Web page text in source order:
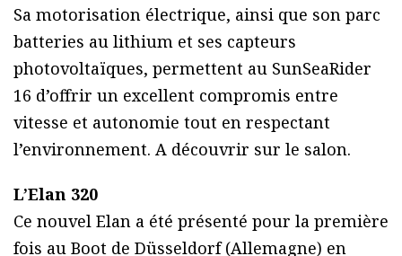
Sa motorisation électrique, ainsi que son parc
batteries au lithium et ses capteurs
photovoltaïques, permettent au SunSeaRider
16 d’offrir un excellent compromis entre
vitesse et autonomie tout en respectant
l’environnement. A découvrir sur le salon.
L’Elan 320
Ce nouvel Elan a été présenté pour la première
fois au Boot de Düsseldorf (Allemagne) en